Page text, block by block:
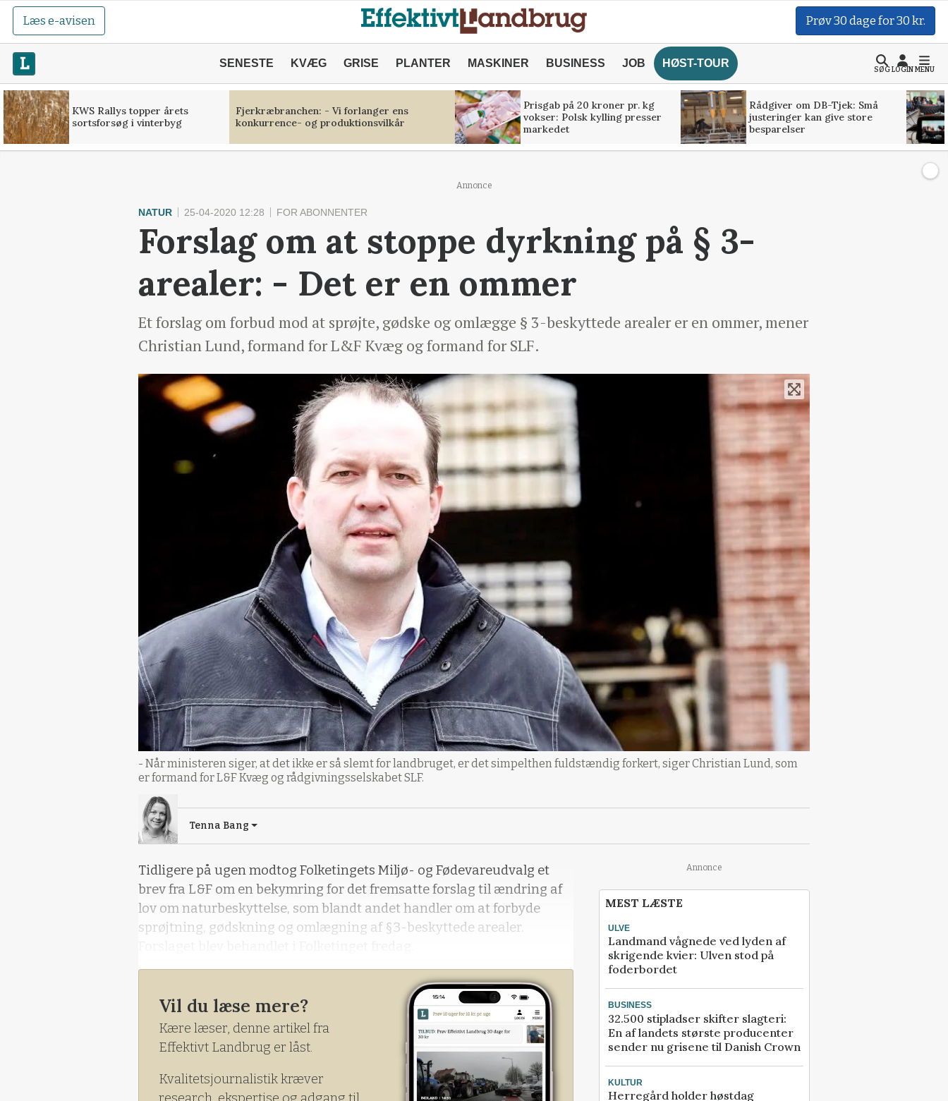
Læs e-avisen Prøv 30 dage for 30 kr.
SENESTE KVÆG GRISE PLANTER MASKINER BUSINESS JOB HØST-TOUR
SØGLOGINMENU
KWS Rallys topper årets
sortsforsøg i vinterbyg
Fjerkræbranchen: - Vi forlanger ens
konkurrence- og produktionsvilkår
Prisgab på 20 kroner pr. kg
vokser: Polsk kylling presser
markedet
Rådgiver om DB-Tjek: Små
justeringer kan give store
besparelser
Annonce
NATUR 25-04-2020 12:28 FOR ABONNENTER
Forslag om at stoppe dyrkning på § 3-
arealer: - Det er en ommer
Et forslag om forbud mod at sprøjte, gødske og omlægge § 3-beskyttede arealer er en ommer, mener
Christian Lund, formand for L&F Kvæg og formand for SLF.
- Når ministeren siger, at det ikke er så slemt for landbruget, er det simpelthen fuldstændig forkert, siger Christian Lund, som
er formand for L&F Kvæg og rådgivningsselskabet SLF.
Tenna Bang
Tidligere på ugen modtog Folketingets Miljø- og Fødevareudvalg et
brev fra L&F om en bekymring for det fremsatte forslag til ændring af
lov om naturbeskyttelse, som blandt andet handler om at forbyde
sprøjtning, gødskning og omlægning af §3-beskyttede arealer.
Vil du læse mere?
Kære læser, denne artikel fra
Effektivt Landbrug er låst.
Kvalitetsjournalistik kræver
Annonce
MEST LÆSTE
ULVE
Landmand vågnede ved lyden af
skrigende kvier: Ulven stod på
foderbordet
BUSINESS
32.500 stipladser skifter slagteri:
En af landets største producenter
sender nu grisene til Danish Crown
KULTUR
Herregård holder høstdag